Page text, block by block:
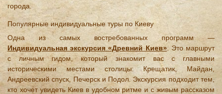
города.
Популярные индивидуальные туры по Киеву
Одна из самых востребованных программ —
Индивидуальная экскурсия «Древний Киев». Это маршрут
с личным гидом, который знакомит вас с главными
историческими местами столицы: Крещатик, Майдан,
Андреевский спуск, Печерск и Подол. Экскурсия подходит тем,
кто хочет увидеть Киев в удобном ритме и с живым рассказом